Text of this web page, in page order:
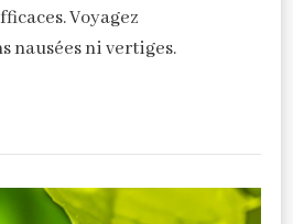
Voyagez
nausées ni vertiges.